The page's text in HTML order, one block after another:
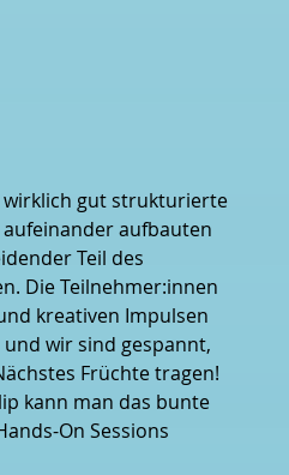
wirklich gut strukturierte
aufbauten
Teil des
Die Teilnehmer:innen
kreativen Impulsen
wir sind gespannt,
Früchte tragen!
kann man das bunte
On Sessions